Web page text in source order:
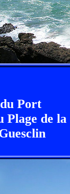
Port
Plage de la